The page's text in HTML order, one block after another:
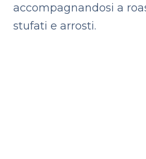
accompagnandosi a
stufati e arrosti.